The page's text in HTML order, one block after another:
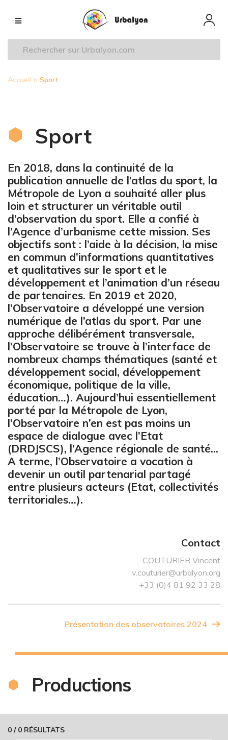
principal
Navigation
principale
Accueil Sport
Sport
En 2018, dans la continuité de la
publication annuelle de l’atlas du sport, la
Métropole de Lyon a souhaité aller plus
loin et structurer un véritable outil
d’observation du sport. Elle a confié à
l’Agence d’urbanisme cette mission. Ses
objectifs sont : l’aide à la décision, la mise
en commun d’informations quantitatives
et qualitatives sur le sport et le
développement et l’animation d’un réseau
de partenaires. En 2019 et 2020,
l’Observatoire a développé une version
numérique de l’atlas du sport. Par une
approche délibérément transversale,
l’Observatoire se trouve à l’interface de
nombreux champs thématiques (santé et
développement social, développement
économique, politique de la ville,
éducation…). Aujourd’hui essentiellement
porté par la Métropole de Lyon,
l’Observatoire n’en est pas moins un
espace de dialogue avec l’Etat
(DRDJSCS), l’Agence régionale de santé...
A terme, l’Observatoire a vocation à
devenir un outil partenarial partagé
entre plusieurs acteurs (Etat, collectivités
territoriales…).
Contact
COUTURIER Vincent
v.couturier@urbalyon.org
+33 (0)4 81 92 33 28
Présentation des observatoires 2024
Productions
0 / 0 RÉSULTATS